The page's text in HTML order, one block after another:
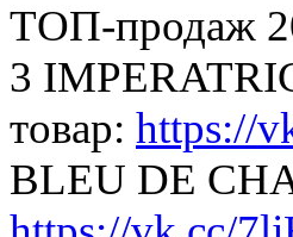
ТОП-продаж
3
товар: https://
BLEU DE